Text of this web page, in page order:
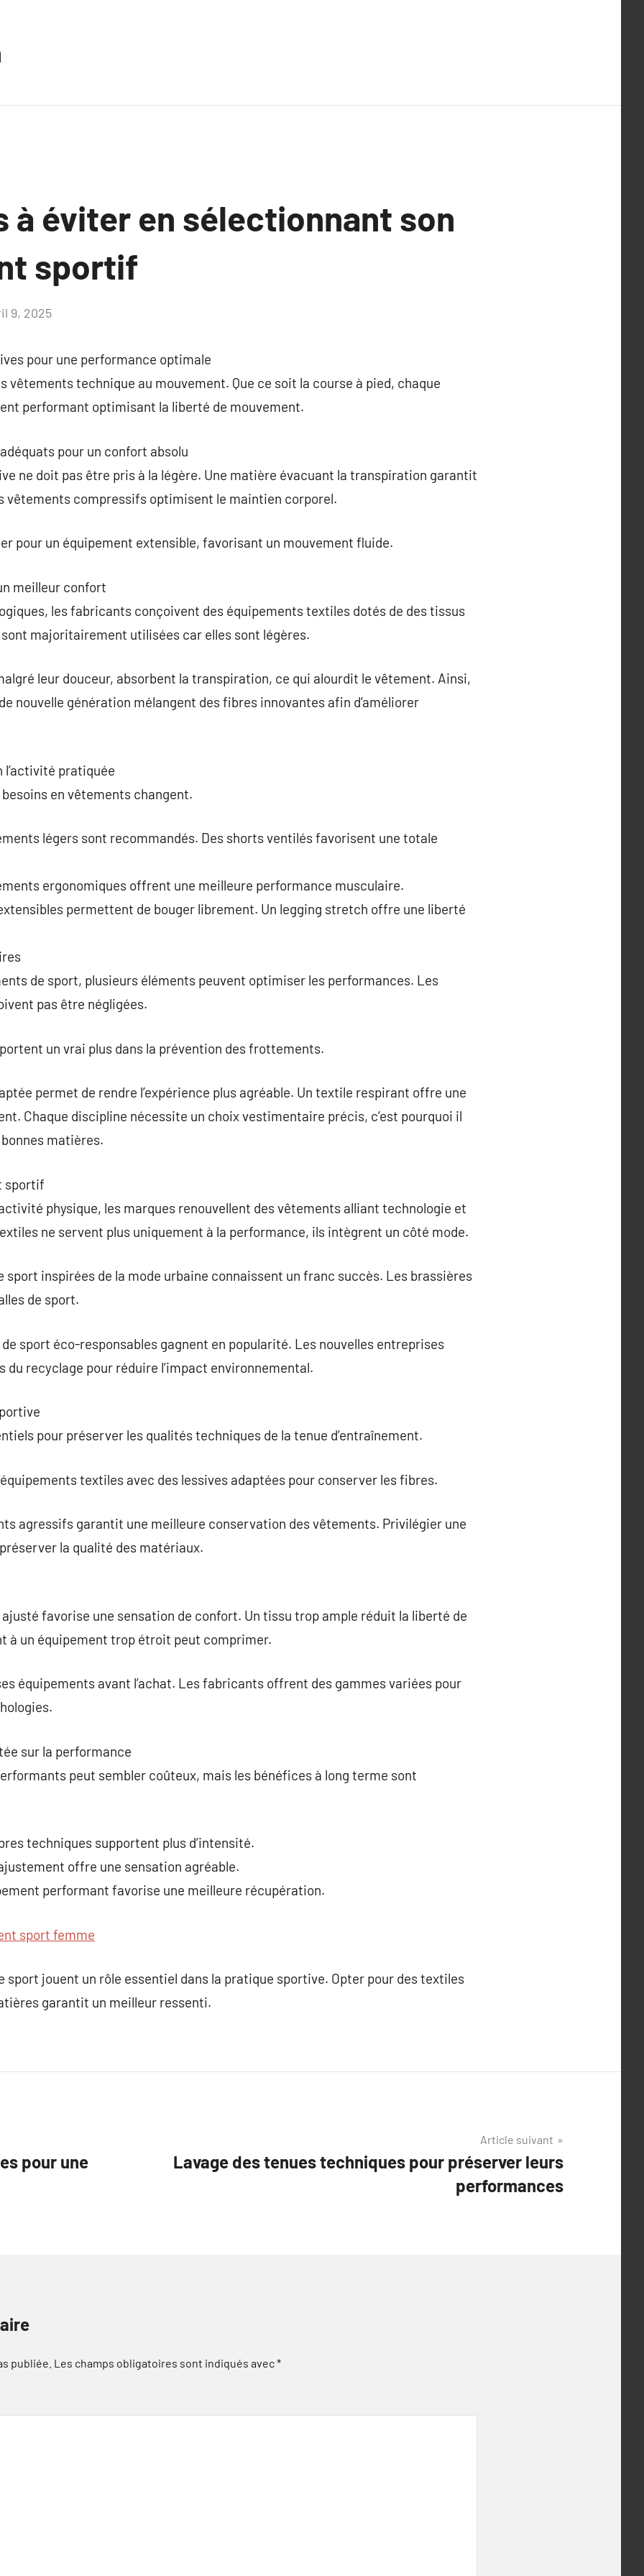
à éviter en sélectionnant son
sportif
9, 2025
pour une performance optimale
vêtements technique au mouvement. Que ce soit la course à pied, chaque
performant optimisant la liberté de mouvement.
pour un confort absolu
ne doit pas être pris à la légère. Une matière évacuant la transpiration garantit
vêtements compressifs optimisent le maintien corporel.
pour un équipement extensible, favorisant un mouvement fluide.
meilleur confort
les fabricants conçoivent des équipements textiles dotés de des tissus
majoritairement utilisées car elles sont légères.
leur douceur, absorbent la transpiration, ce qui alourdit le vêtement. Ainsi,
nouvelle génération mélangent des fibres innovantes afin d’améliorer
l’activité pratiquée
en vêtements changent.
légers sont recommandés. Des shorts ventilés favorisent une totale
ergonomiques offrent une meilleure performance musculaire.
permettent de bouger librement. Un legging stretch offre une liberté
de sport, plusieurs éléments peuvent optimiser les performances. Les
pas être négligées.
un vrai plus dans la prévention des frottements.
permet de rendre l’expérience plus agréable. Un textile respirant offre une
Chaque discipline nécessite un choix vestimentaire précis, c’est pourquoi il
matières.
sportif
physique, les marques renouvellent des vêtements alliant technologie et
ne servent plus uniquement à la performance, ils intègrent un côté mode.
sport inspirées de la mode urbaine connaissent un franc succès. Les brassières
de sport.
sport éco-responsables gagnent en popularité. Les nouvelles entreprises
du recyclage pour réduire l’impact environnemental.
pour préserver les qualités techniques de la tenue d’entraînement.
textiles avec des lessives adaptées pour conserver les fibres.
agressifs garantit une meilleure conservation des vêtements. Privilégier une
la qualité des matériaux.
favorise une sensation de confort. Un tissu trop ample réduit la liberté de
à un équipement trop étroit peut comprimer.
équipements avant l’achat. Les fabricants offrent des gammes variées pour
sur la performance
peut sembler coûteux, mais les bénéfices à long terme sont
techniques supportent plus d’intensité.
offre une sensation agréable.
performant favorise une meilleure récupération.
sport femme
sport jouent un rôle essentiel dans la pratique sportive. Opter pour des textiles
garantit un meilleur ressenti.
pour une
Article suivant
Lavage des tenues techniques pour préserver leurs
performances
publiée. Les champs obligatoires sont indiqués avec*